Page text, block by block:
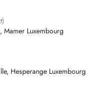
Mamer Luxembourg
Hesperange Luxembourg